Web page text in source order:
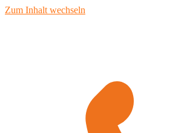
Zum Inhalt wechseln